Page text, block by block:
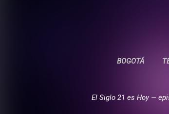
BOGOTÁ
El Siglo 21 es Hoy —